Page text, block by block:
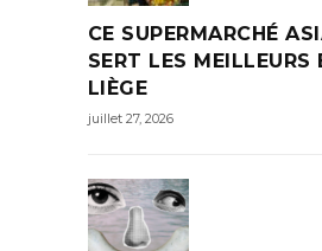
CE SUPERMARCHÉ
SERT LES MEILLEURS
LIÈGE
juillet 27, 2026